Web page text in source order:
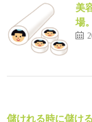
美
場。
儲けれる時に儲け